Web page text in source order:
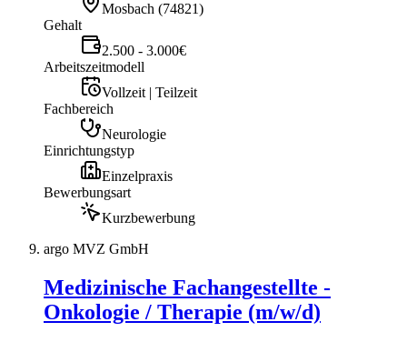
Mosbach (74821)
Gehalt
2.500 - 3.000€
Arbeitszeitmodell
Vollzeit | Teilzeit
Fachbereich
Neurologie
Einrichtungstyp
Einzelpraxis
Bewerbungsart
Kurzbewerbung
argo MVZ GmbH
Medizinische Fachangestellte -
Onkologie / Therapie (m/w/d)